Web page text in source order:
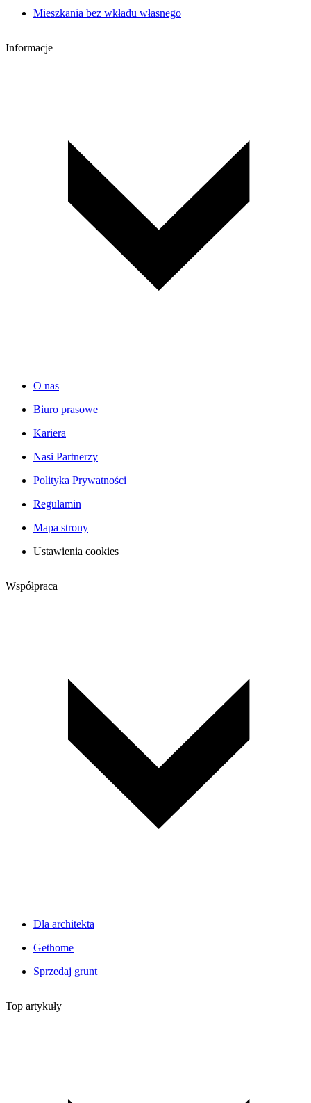
Mieszkania bez wkładu własnego
Informacje
O nas
Biuro prasowe
Kariera
Nasi Partnerzy
Polityka Prywatności
Regulamin
Mapa strony
Ustawienia cookies
Współpraca
Dla architekta
Gethome
Sprzedaj grunt
Top artykuły